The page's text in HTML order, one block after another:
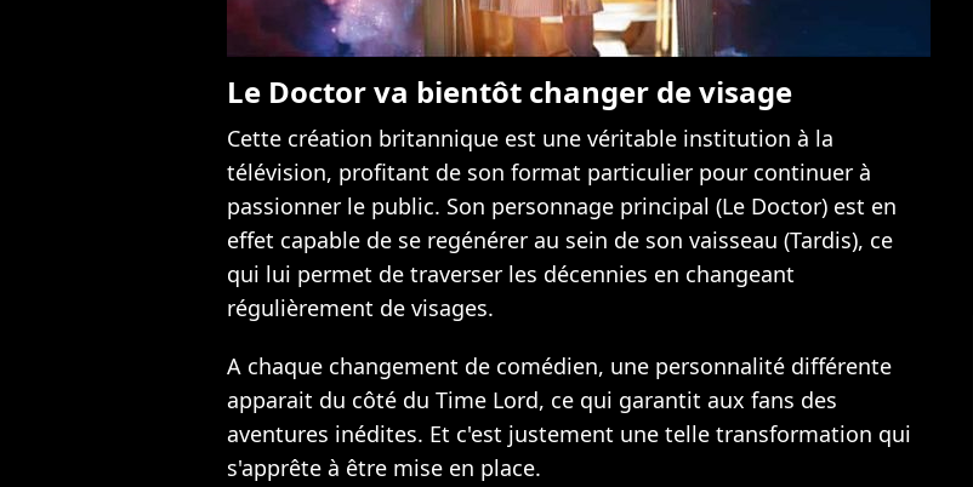
Le Doctor va bientôt changer de visage
Cette création britannique est une véritable institution à la
télévision, profitant de son format particulier pour continuer à
passionner le public. Son personnage principal (Le Doctor) est en
effet capable de se regénérer au sein de son vaisseau (Tardis), ce
qui lui permet de traverser les décennies en changeant
régulièrement de visages.
A chaque changement de comédien, une personnalité différente
apparait du côté du Time Lord, ce qui garantit aux fans des
aventures inédites. Et c'est justement une telle transformation qui
s'apprête à être mise en place.